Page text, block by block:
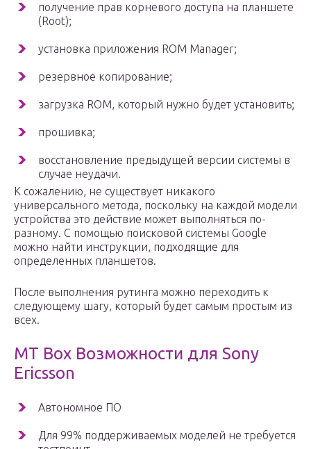
получение прав корневого доступа на планшете
(Root);
установка приложения ROM Manager;
резервное копирование;
загрузка ROM, который нужно будет установить;
прошивка;
восстановление предыдущей версии системы в
случае неудачи.
К сожалению, не существует никакого
универсального метода, поскольку на каждой модели
устройства это действие может выполняться по-
разному. С помощью поисковой системы Google
можно найти инструкции, подходящие для
определенных планшетов.
После выполнения рутинга можно переходить к
следующему шагу, который будет самым простым из
всех.
MT Box Возможности для Sony
Ericsson
Автономное ПО
Для 99% поддерживаемых моделей не требуется